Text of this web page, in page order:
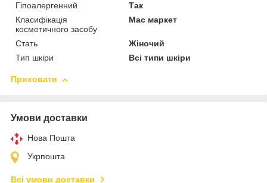
Гіпоалергенний
Так
Класифікація
косметичного засобу
Мас маркет
Стать
Жіночий
Тип шкіри
Всі типи шкіри
Приховати
Умови доставки
Нова Пошта
Укрпошта
Всі умови доставки